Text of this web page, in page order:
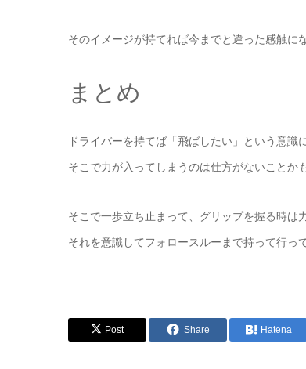
そのイメージが持てれば今までと違った感触に
まとめ
ドライバーを持てば「飛ばしたい」という意識
そこで力が入ってしまうのは仕方がないことか
そこで一歩立ち止まって、グリップを握る時は
それを意識してフォロースルーまで持って行っ
Post Share Hatena